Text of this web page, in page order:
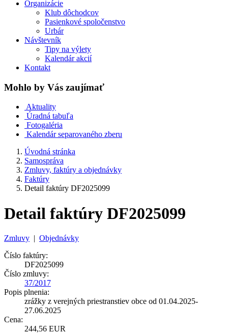
Organizácie
Klub dôchodcov
Pasienkové spoločenstvo
Urbár
Návštevník
Tipy na výlety
Kalendár akcií
Kontakt
Mohlo by Vás zaujímať
Aktuality
Úradná tabuľa
Fotogaléria
Kalendár separovaného zberu
Úvodná stránka
Samospráva
Zmluvy, faktúry a objednávky
Faktúry
Detail faktúry DF2025099
Detail faktúry DF2025099
Zmluvy | Objednávky
Číslo faktúry:
DF2025099
Číslo zmluvy:
37/2017
Popis plnenia:
zrážky z verejných priestranstiev obce od 01.04.2025-
27.06.2025
Cena:
244,56 EUR